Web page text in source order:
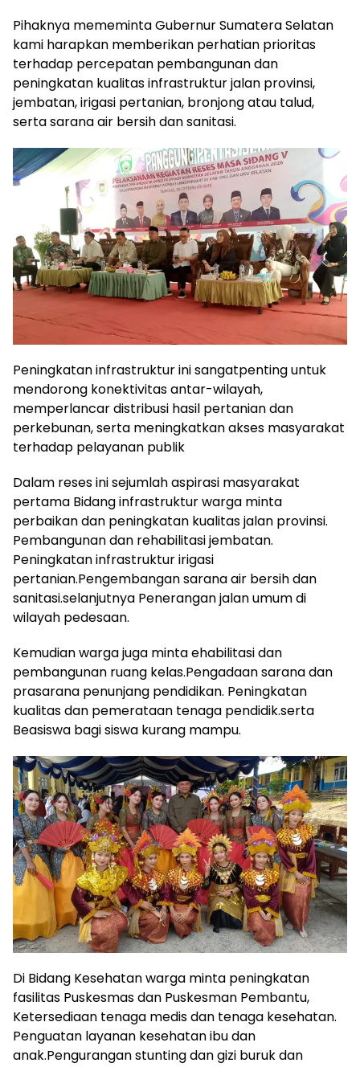
Pihaknya mememinta Gubernur Sumatera Selatan
kami harapkan memberikan perhatian prioritas
terhadap percepatan pembangunan dan
peningkatan kualitas infrastruktur jalan provinsi,
jembatan, irigasi pertanian, bronjong atau talud,
serta sarana air bersih dan sanitasi.
Peningkatan infrastruktur ini sangatpenting untuk
mendorong konektivitas antar-wilayah,
memperlancar distribusi hasil pertanian dan
perkebunan, serta meningkatkan akses masyarakat
terhadap pelayanan publik
Dalam reses ini sejumlah aspirasi masyarakat
pertama Bidang infrastruktur warga minta
perbaikan dan peningkatan kualitas jalan provinsi.
Pembangunan dan rehabilitasi jembatan.
Peningkatan infrastruktur irigasi
pertanian.Pengembangan sarana air bersih dan
sanitasi.selanjutnya Penerangan jalan umum di
wilayah pedesaan.
Kemudian warga juga minta ehabilitasi dan
pembangunan ruang kelas.Pengadaan sarana dan
prasarana penunjang pendidikan. Peningkatan
kualitas dan pemerataan tenaga pendidik.serta
Beasiswa bagi siswa kurang mampu.
Di Bidang Kesehatan warga minta peningkatan
fasilitas Puskesmas dan Puskesman Pembantu,
Ketersediaan tenaga medis dan tenaga kesehatan.
Penguatan layanan kesehatan ibu dan
anak.Pengurangan stunting dan gizi buruk dan